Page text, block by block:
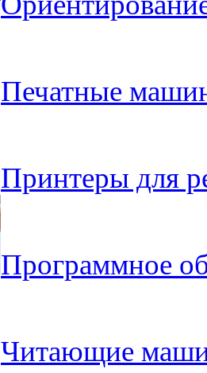
Печатные
Принтеры для
Программное
Читающие